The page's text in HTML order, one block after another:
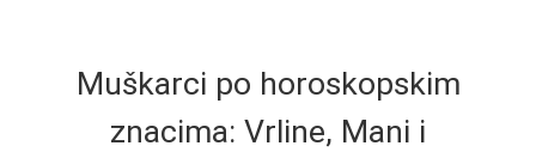
Muškarci po horoskopskim
znacima: Vrline, Mani i